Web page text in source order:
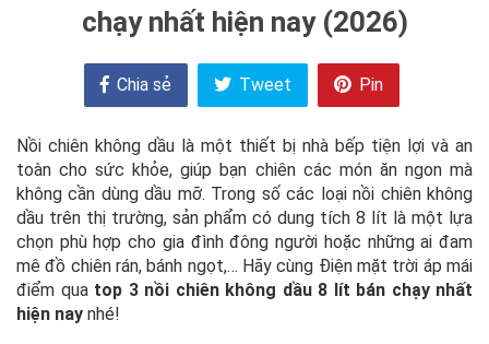
chạy nhất hiện nay (2026)
Chia sẻ Tweet Pin
Nồi chiên không dầu là một thiết bị nhà bếp tiện lợi và an
toàn cho sức khỏe, giúp bạn chiên các món ăn ngon mà
không cần dùng dầu mỡ. Trong số các loại nồi chiên không
dầu trên thị trường, sản phẩm có dung tích 8 lít là một lựa
chọn phù hợp cho gia đình đông người hoặc những ai đam
mê đồ chiên rán, bánh ngọt,… Hãy cùng Điện mặt trời áp mái
điểm qua top 3 nồi chiên không dầu 8 lít bán chạy nhất
hiện nay nhé!